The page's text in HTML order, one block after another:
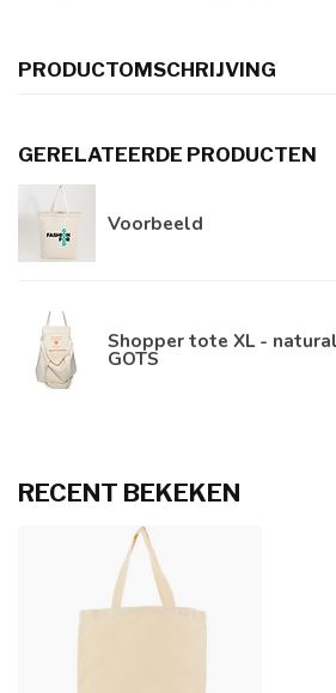
PRODUCTOMSCHRIJVING
GERELATEERDE PRODUCTEN
Voorbeeld
Shopper tote XL -
GOTS
RECENT BEKEKEN